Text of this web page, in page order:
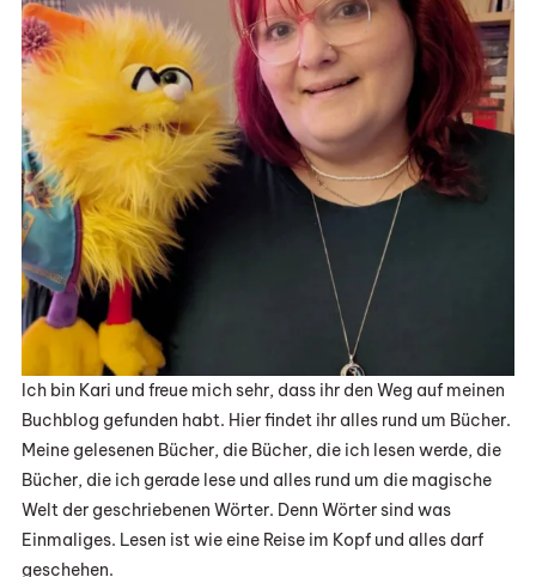
Ich bin Kari und freue mich sehr, dass ihr den Weg auf meinen
Buchblog gefunden habt. Hier findet ihr alles rund um Bücher.
Meine gelesenen Bücher, die Bücher, die ich lesen werde, die
Bücher, die ich gerade lese und alles rund um die magische
Welt der geschriebenen Wörter. Denn Wörter sind was
Einmaliges. Lesen ist wie eine Reise im Kopf und alles darf
geschehen.